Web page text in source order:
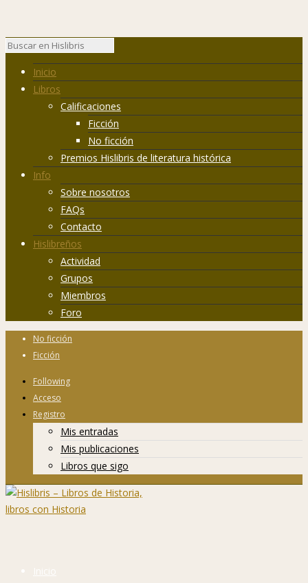
Inicio
Libros
Calificaciones
Ficción
No ficción
Premios Hislibris de literatura histórica
Info
Sobre nosotros
FAQs
Contacto
Hislibreños
Actividad
Grupos
Miembros
Foro
No ficción
Ficción
Following
Acceso
Registro
Mis entradas
Mis publicaciones
Libros que sigo
Inicio